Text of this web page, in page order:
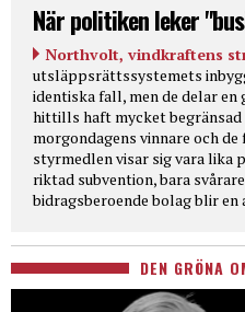
När politiken leker
Northvolt, vindkraftens
utsläppsrättssystemets
identiska fall, men de delar en
hittills haft mycket
morgondagens vinnare och
styrmedlen visar sig vara
riktad subvention, bara
bidragsberoende bolag blir
DEN GRÖNA